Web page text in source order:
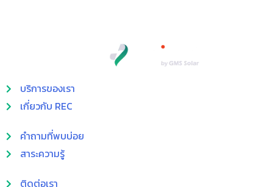
บริการของเรา
เกี่ยวกับ REC
คำถามที่พบบ่อย
สาระความรู้
ติดต่อเรา